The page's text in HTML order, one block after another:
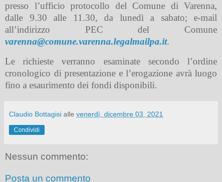
presso l’ufficio protocollo del Comune di Varenna,
dalle 9.30 alle 11.30, da lunedì a sabato; e-mail
all’indirizzo PEC del Comune
varenna@comune.varenna.legalmailpa.it.
Le richieste verranno esaminate secondo l’ordine
cronologico di presentazione e l’erogazione avrà luogo
fino a esaurimento dei fondi disponibili.
Claudio Bottagisi alle venerdì, dicembre 03, 2021
Condividi
Nessun commento:
Posta un commento